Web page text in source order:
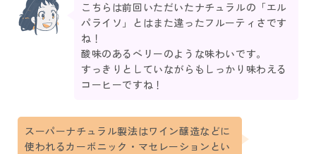
こちらは前回いただいたナチュラルの「エル
パライソ」とはまた違ったフルーティさです
ね！
酸味のあるベリーのような味わいです。
すっきりとしていながらもしっかり味わえる
コーヒーですね！
スーパーナチュラル製法はワイン醸造などに
使われるカーボニック・マセレーションとい